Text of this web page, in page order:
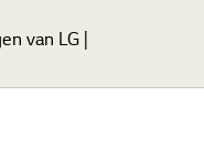
van LG